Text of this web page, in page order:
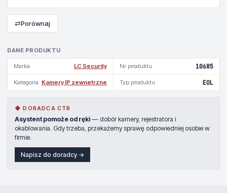
DANE PRODUKTU
Marka LC Security Nr produktu 10685
Kategoria Kamery IP zewnetrzne Typ produktu EOL
◆ DORADCA CTR
Asystent pomoże od ręki — dobór kamery, rejestratora i
okablowania. Gdy trzeba, przekażemy sprawę odpowiedniej osobie w
firmie.
Napisz do doradcy →
⇄Porównaj